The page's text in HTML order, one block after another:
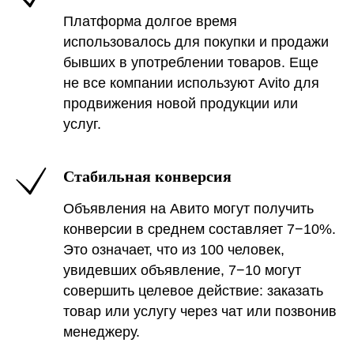
Платформа долгое время
использовалось для покупки и продажи
бывших в употреблении товаров. Еще
не все компании используют Avito для
продвижения новой продукции или
услуг.
Стабильная конверсия
Объявления на Авито могут получить
конверсии в среднем составляет 7−10%.
Это означает, что из 100 человек,
увидевших объявление, 7−10 могут
совершить целевое действие: заказать
товар или услугу через чат или позвонив
менеджеру.
Гарантируем выполнение
плана по договору
100%
/6
1 >
<
4,9
из 5